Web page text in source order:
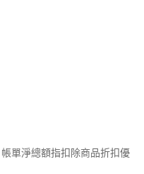
單淨總額指扣除商品折扣優